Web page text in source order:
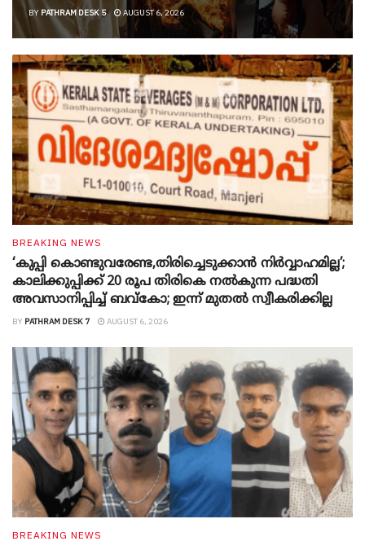
BY PATHRAM DESK 5 AUGUST 6, 2026
BREAKING NEWS
‘കുപ്പി കൊണ്ടുവരേണ്ട,തിരിച്ചെടുക്കാൻ നിർവ്വാഹമില്ല’;
കാലിക്കുപ്പിക്ക് 20 രൂപ തിരികെ നൽകുന്ന പദ്ധതി
അവസാനിപ്പിച്ച് ബവ്‌കോ; ഇന്ന് മുതൽ സ്വീകരിക്കില്ല
BY PATHRAM DESK 7 AUGUST 6, 2026
BREAKING NEWS